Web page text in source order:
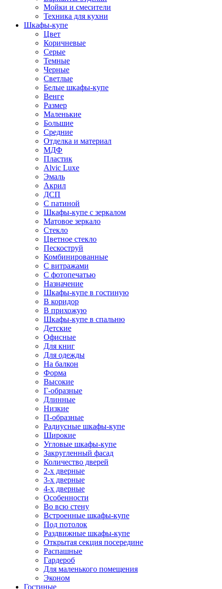
Мойки и смесители
Техника для кухни
Шкафы-купе
Цвет
Коричневые
Серые
Темные
Черные
Светлые
Белые шкафы-купе
Венге
Размер
Маленькие
Большие
Средние
Отделка и материал
МДФ
Пластик
Alvic Luxe
Эмаль
Акрил
ДСП
С патиной
Шкафы-купе с зеркалом
Матовое зеркало
Стекло
Цветное стекло
Пескоструй
Комбинированные
С витражами
С фотопечатью
Назначение
Шкафы-купе в гостиную
В коридор
В прихожую
Шкафы-купе в спальню
Детские
Офисные
Для книг
Для одежды
На балкон
Форма
Высокие
Г-образные
Длинные
Низкие
П-образные
Радиусные шкафы-купе
Широкие
Угловые шкафы-купе
Закругленный фасад
Количество дверей
2-х дверные
3-х дверные
4-х дверные
Особенности
Во всю стену
Встроенные шкафы-купе
Под потолок
Раздвижные шкафы-купе
Открытая секция посередине
Распашные
Гардероб
Для маленького помещения
Эконом
Гостиные